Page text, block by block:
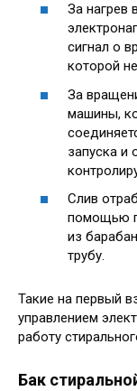
За нагрев
сигнал о
которой
За
машины,
запуска и
Слив
помощью
из
трубу.
Такие на первый
управлением
работу
Бак